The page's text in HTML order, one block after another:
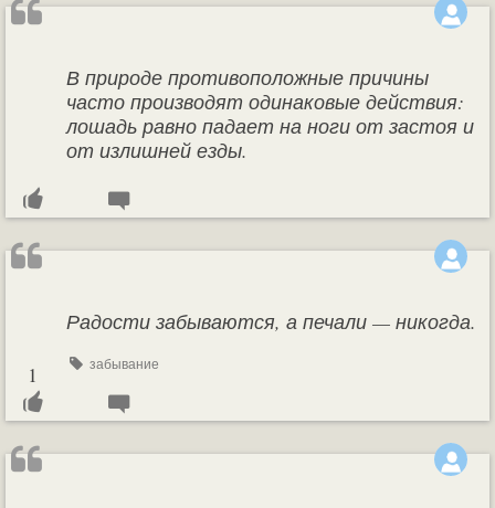
В природе противоположные причины
часто производят одинаковые действия:
лошадь равно падает на ноги от застоя и
от излишней езды.
Радости забываются, а печали — никогда.
забывание
1